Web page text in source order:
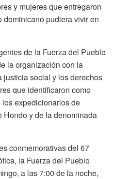
y mujeres que entregaron
pudiera vivir en
de la Fuerza del Pueblo
la organización con la
justicia social y los derechos
que identificaron como
expedicionarios de
Hondo y de la denominada
conmemorativas del 67
la Fuerza del Pueblo
a las 7:00 de la noche,